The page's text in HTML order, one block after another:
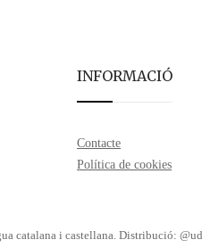
INFORMACIÓ
Contacte
Política de cookies
catalana i castellana. Distribució: